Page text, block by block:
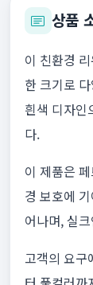
상품
이 친환경
한 크기로
흰색 디자인
다.
이 제품은
경 보호에
어나며, 실
고객의 요구